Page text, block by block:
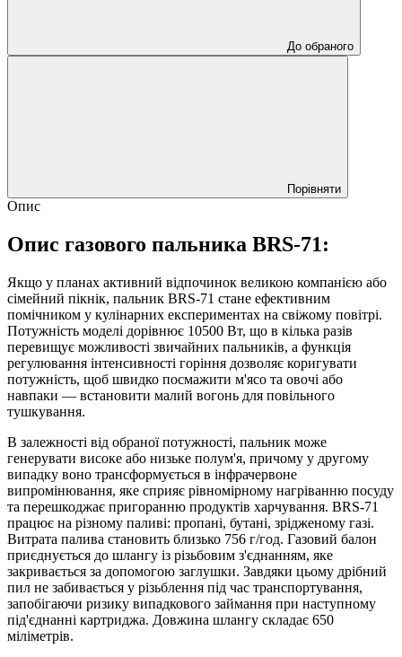
До обраного
Порівняти
Опис
Опис газового пальника BRS-71:
Якщо у планах активний відпочинок великою компанією або
сімейний пікнік, пальник BRS-71 стане ефективним
помічником у кулінарних експериментах на свіжому повітрі.
Потужність моделі дорівнює 10500 Вт, що в кілька разів
перевищує можливості звичайних пальників, а функція
регулювання інтенсивності горіння дозволяє коригувати
потужність, щоб швидко посмажити м'ясо та овочі або
навпаки — встановити малий вогонь для повільного
тушкування.
В залежності від обраної потужності, пальник може
генерувати високе або низьке полум'я, причому у другому
випадку воно трансформується в інфрачервоне
випромінювання, яке сприяє рівномірному нагріванню посуду
та перешкоджає пригоранню продуктів харчування. BRS-71
працює на різному паливі: пропані, бутані, зрідженому газі.
Витрата палива становить близько 756 г/год. Газовий балон
приєднується до шлангу із різьбовим з'єднанням, яке
закривається за допомогою заглушки. Завдяки цьому дрібний
пил не забивається у різьблення під час транспортування,
запобігаючи ризику випадкового займання при наступному
під'єднанні картриджа. Довжина шлангу складає 650
міліметрів.